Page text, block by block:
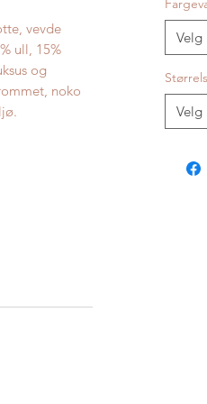
vevde
ull, 15%
og
noko
Velg
Velg